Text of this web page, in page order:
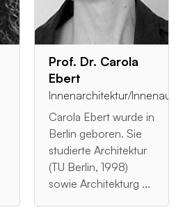
Prof. Dr. Carola
Ebert
Innenarchitektur/
Carola Ebert wurde in
Berlin geboren. Sie
studierte Architektur
(TU Berlin, 1998)
sowie Architekturg ...